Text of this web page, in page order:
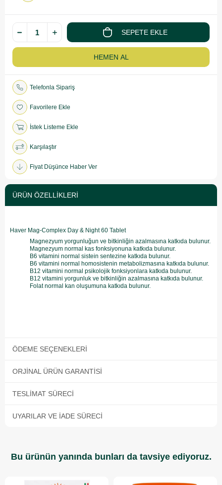
Telefonla Sipariş
Favorilere Ekle
İstek Listeme Ekle
Karşılaştır
Fiyat Düşünce Haber Ver
ÜRÜN ÖZELLIKLERI
Haver Mag-Complex Day & Night 60 Tablet
Magnezyum yorgunluğun ve bitkinliğin azalmasına katkıda bulunur.
Magnezyum normal kas fonksiyonuna katkıda bulunur.
B6 vitamini normal sistein sentezine katkıda bulunur.
B6 vitamini normal homosistenin metabolizmasına katkıda bulunur.
B12 vitamini normal psikolojik fonksiyonlara katkıda bulunur.
B12 vitamini yorgunluk ve bitkinliğin azalmasına katkıda bulunur.
Folat normal kan oluşumuna katkıda bulunur.
ÖDEME SEÇENEKLERI
ORJINAL ÜRÜN GARANTISI
TESLIMAT SÜRECI
UYARILAR VE İADE SÜRECI
Bu ürünün yanında bunları da tavsiye ediyoruz.